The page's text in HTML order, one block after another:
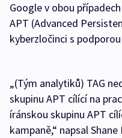
Google v obou
APT (Advanced
kyberzločinci s
„(Tým analytiků) TAG
skupinu APT cílící na
íránskou skupinu APT
kampaně,“ napsal